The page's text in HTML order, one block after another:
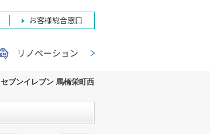
お客様総合窓口
リノベーション
セブンイレブン 馬橋栄町西